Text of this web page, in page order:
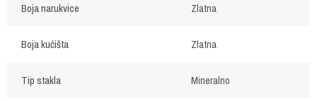
Boja narukvice Zlatna
Boja kućišta Zlatna
Tip stakla Mineralno